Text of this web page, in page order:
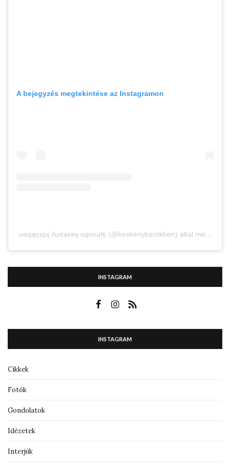
A bejegyzés megtekintése az Instagramon
˙uǝqʞo̤ɹo̤ʞ ʎuǝʞsǝʞ ıupoɯlɐ̗ (@keskenykorokben) által megosztott bejegyzés
INSTAGRAM
INSTAGRAM
Cikkek
Fotók
Gondolatok
Idézetek
Interjúk